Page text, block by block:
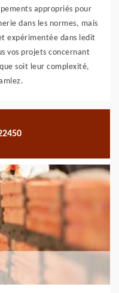
appropriés pour
dans les normes, mais
expérimentée dans ledit
vos projets concernant
soit leur complexité,